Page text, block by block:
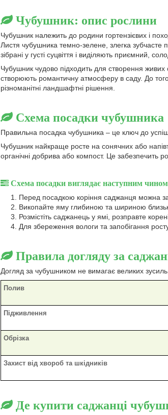
Чубушник: опис рослини
Чубушник належить до родини гортензієвих і
Листя чубушника темно-зелене, злегка зубчасте
зібрані у густі суцвіття і виділяють приємний,
Чубушник чудово підходить для створення живих
створюють романтичну атмосферу в саду. До
різноманітні ландшафтні рішення.
Схема посадки чубушника
Правильна посадка чубушника – це ключ до
Чубушник найкраще росте на сонячних або
органічні добрива або компост. Це забезпечить
Схема посадки виглядає наступним
Перед посадкою коріння саджанця можна
Викопайте яму глибиною та шириною
Розмістіть саджанець у ямі, розправте
Для збереження вологи та запобігання
Правила догляду за
Догляд за чубушником не вимагає великих
Полив
Підживлення
Обрізка
Захист від хвороб та шкідників
Де купити саджанці